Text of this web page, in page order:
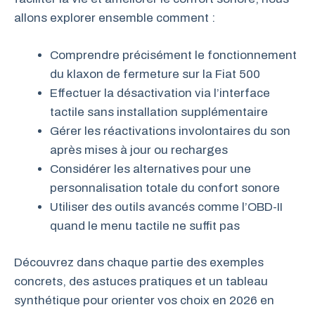
allons explorer ensemble comment :
Comprendre précisément le fonctionnement
du klaxon de fermeture sur la Fiat 500
Effectuer la désactivation via l’interface
tactile sans installation supplémentaire
Gérer les réactivations involontaires du son
après mises à jour ou recharges
Considérer les alternatives pour une
personnalisation totale du confort sonore
Utiliser des outils avancés comme l’OBD-II
quand le menu tactile ne suffit pas
Découvrez dans chaque partie des exemples
concrets, des astuces pratiques et un tableau
synthétique pour orienter vos choix en 2026 en